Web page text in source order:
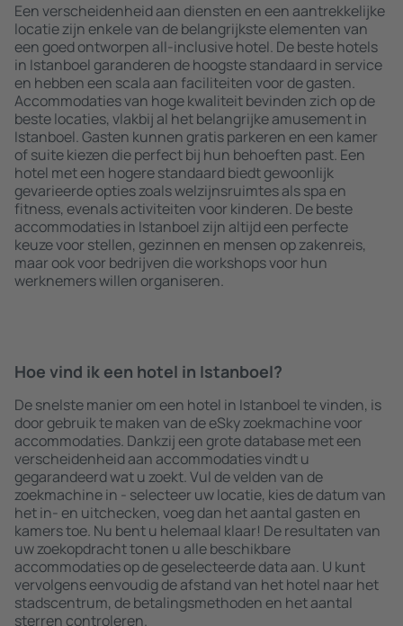
Een verscheidenheid aan diensten en een aantrekkelijke
locatie zijn enkele van de belangrijkste elementen van
een goed ontworpen all-inclusive hotel. De beste hotels
in Istanboel garanderen de hoogste standaard in service
en hebben een scala aan faciliteiten voor de gasten.
Accommodaties van hoge kwaliteit bevinden zich op de
beste locaties, vlakbij al het belangrijke amusement in
Istanboel. Gasten kunnen gratis parkeren en een kamer
of suite kiezen die perfect bij hun behoeften past. Een
hotel met een hogere standaard biedt gewoonlijk
gevarieerde opties zoals welzijnsruimtes als spa en
fitness, evenals activiteiten voor kinderen. De beste
accommodaties in Istanboel zijn altijd een perfecte
keuze voor stellen, gezinnen en mensen op zakenreis,
maar ook voor bedrijven die workshops voor hun
werknemers willen organiseren.
Hoe vind ik een hotel in Istanboel?
De snelste manier om een hotel in Istanboel te vinden, is
door gebruik te maken van de eSky zoekmachine voor
accommodaties. Dankzij een grote database met een
verscheidenheid aan accommodaties vindt u
gegarandeerd wat u zoekt. Vul de velden van de
zoekmachine in - selecteer uw locatie, kies de datum van
het in- en uitchecken, voeg dan het aantal gasten en
kamers toe. Nu bent u helemaal klaar! De resultaten van
uw zoekopdracht tonen u alle beschikbare
accommodaties op de geselecteerde data aan. U kunt
vervolgens eenvoudig de afstand van het hotel naar het
stadscentrum, de betalingsmethoden en het aantal
sterren controleren.